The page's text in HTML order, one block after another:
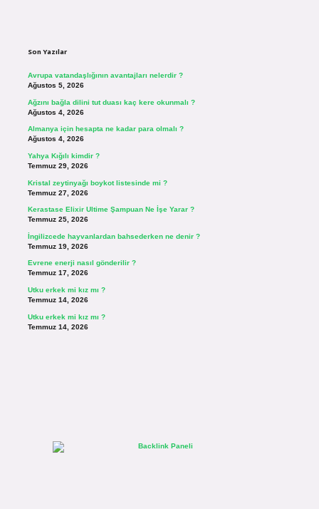
Son Yazılar
Avrupa vatandaşlığının avantajları nelerdir ?
Ağustos 5, 2026
Ağzını bağla dilini tut duası kaç kere okunmalı ?
Ağustos 4, 2026
Almanya için hesapta ne kadar para olmalı ?
Ağustos 4, 2026
Yahya Kığılı kimdir ?
Temmuz 29, 2026
Kristal zeytinyağı boykot listesinde mi ?
Temmuz 27, 2026
Kerastase Elixir Ultime Şampuan Ne İşe Yarar ?
Temmuz 25, 2026
İngilizcede hayvanlardan bahsederken ne denir ?
Temmuz 19, 2026
Evrene enerji nasıl gönderilir ?
Temmuz 17, 2026
Utku erkek mi kız mı ?
Temmuz 14, 2026
Utku erkek mi kız mı ?
Temmuz 14, 2026